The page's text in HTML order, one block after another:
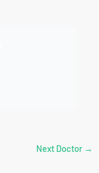
Next Doctor →